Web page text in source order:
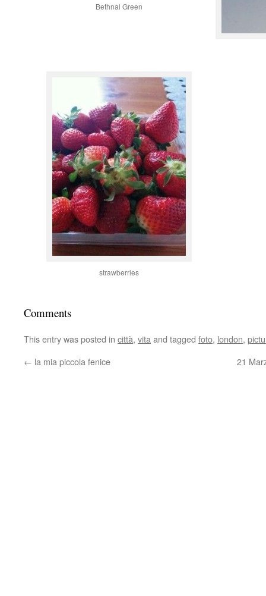
Bethnal Green
strawberries
Comments
This entry was posted in città, vitaand tagged foto, london,
← la mia piccola fenice 21